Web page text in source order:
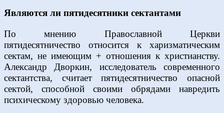
Являются ли пятидесятники сектантами
По мнению Православной Церкви
пятидесятничество относится к харизматическим
сектам, не имеющим + отношения к христианству.
Александр Дворкин, исследователь современного
сектантства, считает пятидесятничество опасной
сектой, способной своими обрядами навредить
психическому здоровью человека.